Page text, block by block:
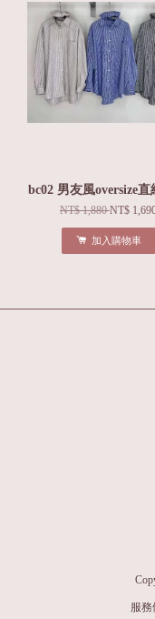
bc02 男友風oversize直
NT$ 1,880NT$
加入購物車
服務